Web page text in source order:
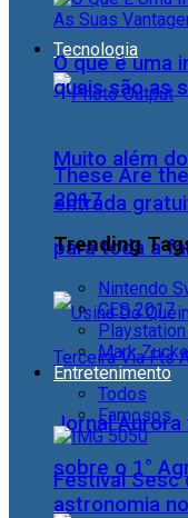
Tecnologia
Muito além
entrada
para toda a
Jornal
sobre o 1°
O que é uma
quais são as
These Are
2017
Trending
Nintendo
CES 2017
Mark
Entretenimento
Todos
Famosos
Festival Sesc
astronomia